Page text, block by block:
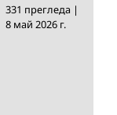
331 прегледа |
8 май 2026 г.